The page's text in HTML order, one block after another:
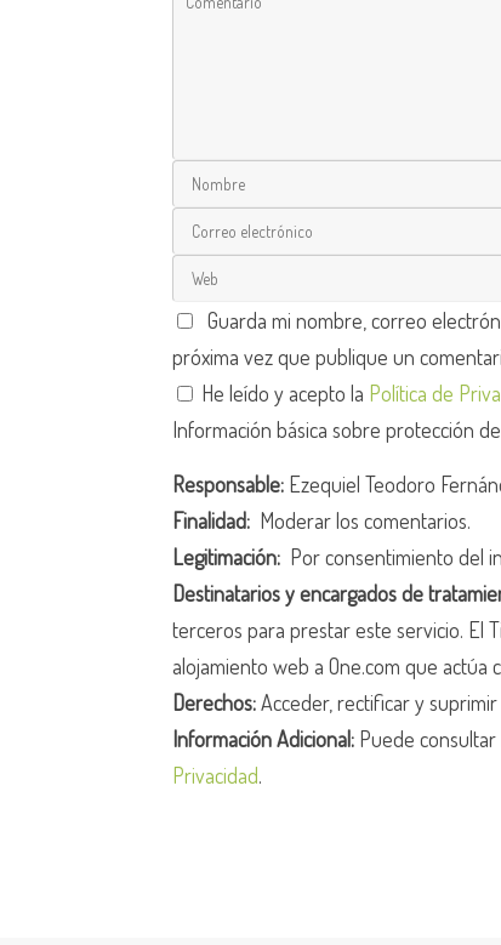
Guarda mi nombre, correo
próxima vez que publique un
He leído y acepto la Política de
Información básica sobre protección
Responsable: Ezequiel Teodoro
Finalidad: Moderar los comentarios.
Legitimación: Por consentimiento del
Destinatarios y encargados de
terceros para prestar este servicio. El
alojamiento web a One.com que
Derechos:Acceder, rectificar y suprimir
Información Adicional: Puede
Privacidad.